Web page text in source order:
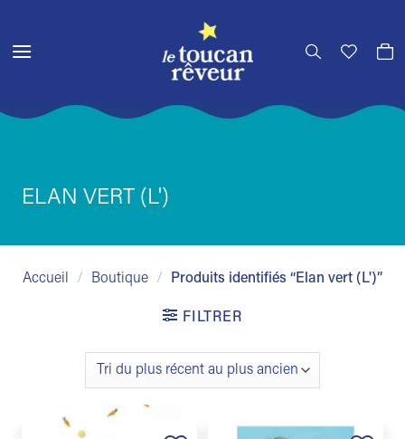
contenu
ELAN VERT (L')
Accueil / Boutique / Produits identifiés “Elan vert (L')”
FILTRER